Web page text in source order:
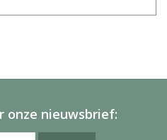
onze nieuwsbrief: